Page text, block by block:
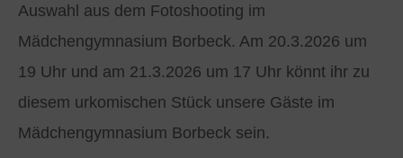
Auswahl aus dem Fotoshooting im
Mädchengymnasium Borbeck. Am 20.3.2026 um
19 Uhr und am 21.3.2026 um 17 Uhr könnt ihr zu
diesem urkomischen Stück unsere Gäste im
Mädchengymnasium Borbeck sein.